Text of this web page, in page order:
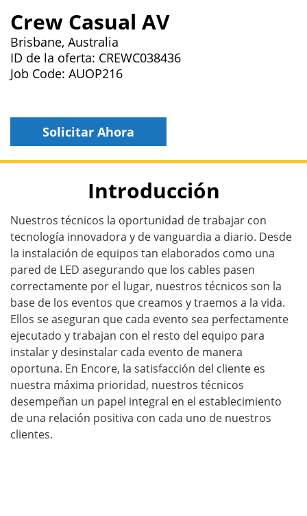
Crew Casual AV
Brisbane, Australia
ID de la oferta: CREWC038436
Job Code: AUOP216
Solicitar Ahora
Introducción
Nuestros técnicos la oportunidad de trabajar con
tecnología innovadora y de vanguardia a diario. Desde
la instalación de equipos tan elaborados como una
pared de LED asegurando que los cables pasen
correctamente por el lugar, nuestros técnicos son la
base de los eventos que creamos y traemos a la vida.
Ellos se aseguran que cada evento sea perfectamente
ejecutado y trabajan con el resto del equipo para
instalar y desinstalar cada evento de manera
oportuna. En Encore, la satisfacción del cliente es
nuestra máxima prioridad, nuestros técnicos
desempeñan un papel integral en el establecimiento
de una relación positiva con cada uno de nuestros
clientes.